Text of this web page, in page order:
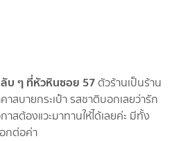
ลับ ๆ ที่หัวหินซอย 57ตัวร้านเป็นร้าน
สบายกระเป๋า รสชาติบอกเลยว่ารัก
สต้องแวะมาทานให้ได้เลยค่ะ มีทั้ง
กต่อค่า